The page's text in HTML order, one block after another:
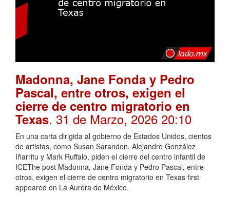
Madonna, Jane Fonda y Pedro
Pascal, entre otros, exigen el
cierre de centro migratorio en
Texas. 31 de Marzo, 2026 20:10
En una carta dirigida al gobierno de Estados Unidos, cientos
de artistas, como Susan Sarandon, Alejandro González
Iñarritu y Mark Ruffalo, piden el cierre del centro infantil de
ICEThe post Madonna, Jane Fonda y Pedro Pascal, entre
otros, exigen el cierre de centro migratorio en Texas first
appeared on La Aurora de México.